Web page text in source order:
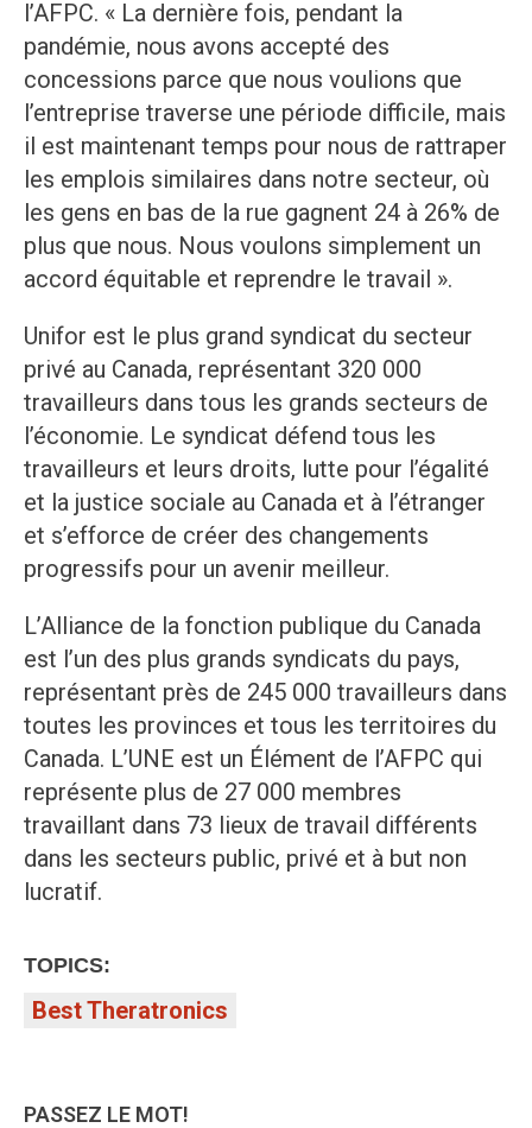
l’AFPC. « La dernière fois, pendant la
pandémie, nous avons accepté des
concessions parce que nous voulions que
l’entreprise traverse une période difficile, mais
il est maintenant temps pour nous de rattraper
les emplois similaires dans notre secteur, où
les gens en bas de la rue gagnent 24 à 26% de
plus que nous. Nous voulons simplement un
accord équitable et reprendre le travail ».
Unifor est le plus grand syndicat du secteur
privé au Canada, représentant 320 000
travailleurs dans tous les grands secteurs de
l’économie. Le syndicat défend tous les
travailleurs et leurs droits, lutte pour l’égalité
et la justice sociale au Canada et à l’étranger
et s’efforce de créer des changements
progressifs pour un avenir meilleur.
L’Alliance de la fonction publique du Canada
est l’un des plus grands syndicats du pays,
représentant près de 245 000 travailleurs dans
toutes les provinces et tous les territoires du
Canada. L’UNE est un Élément de l’AFPC qui
représente plus de 27 000 membres
travaillant dans 73 lieux de travail différents
dans les secteurs public, privé et à but non
lucratif.
TOPICS:
Best Theratronics
PASSEZ LE MOT!